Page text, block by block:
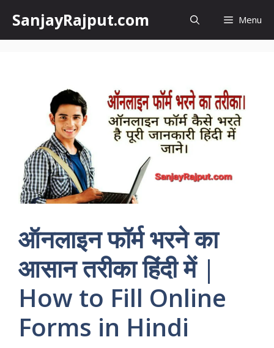
content
SanjayRajput.com Menu
ऑनलाइन फॉर्म भरने का
आसान तरीका हिंदी में |
How to Fill Online
Forms in Hindi